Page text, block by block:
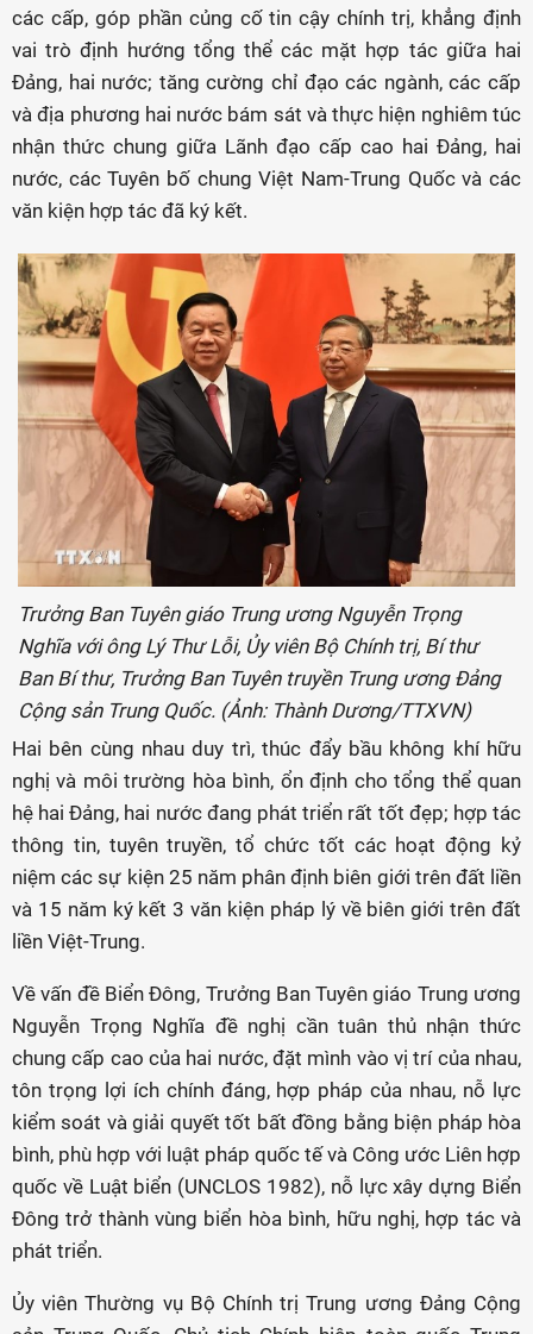
các cấp, góp phần củng cố tin cậy chính trị, khẳng định
vai trò định hướng tổng thể các mặt hợp tác giữa hai
Đảng, hai nước; tăng cường chỉ đạo các ngành, các cấp
và địa phương hai nước bám sát và thực hiện nghiêm túc
nhận thức chung giữa Lãnh đạo cấp cao hai Đảng, hai
nước, các Tuyên bố chung Việt Nam-Trung Quốc và các
văn kiện hợp tác đã ký kết.
Trưởng Ban Tuyên giáo Trung ương Nguyễn Trọng
Nghĩa với ông Lý Thư Lỗi, Ủy viên Bộ Chính trị, Bí thư
Ban Bí thư, Trưởng Ban Tuyên truyền Trung ương Đảng
Cộng sản Trung Quốc. (Ảnh: Thành Dương/TTXVN)
Hai bên cùng nhau duy trì, thúc đẩy bầu không khí hữu
nghị và môi trường hòa bình, ổn định cho tổng thể quan
hệ hai Đảng, hai nước đang phát triển rất tốt đẹp; hợp tác
thông tin, tuyên truyền, tổ chức tốt các hoạt động kỷ
niệm các sự kiện 25 năm phân định biên giới trên đất liền
và 15 năm ký kết 3 văn kiện pháp lý về biên giới trên đất
liền Việt-Trung.
Về vấn đề Biển Đông, Trưởng Ban Tuyên giáo Trung ương
Nguyễn Trọng Nghĩa đề nghị cần tuân thủ nhận thức
chung cấp cao của hai nước, đặt mình vào vị trí của nhau,
tôn trọng lợi ích chính đáng, hợp pháp của nhau, nỗ lực
kiểm soát và giải quyết tốt bất đồng bằng biện pháp hòa
bình, phù hợp với luật pháp quốc tế và Công ước Liên hợp
quốc về Luật biển (UNCLOS 1982), nỗ lực xây dựng Biển
Đông trở thành vùng biển hòa bình, hữu nghị, hợp tác và
phát triển.
Ủy viên Thường vụ Bộ Chính trị Trung ương Đảng Cộng